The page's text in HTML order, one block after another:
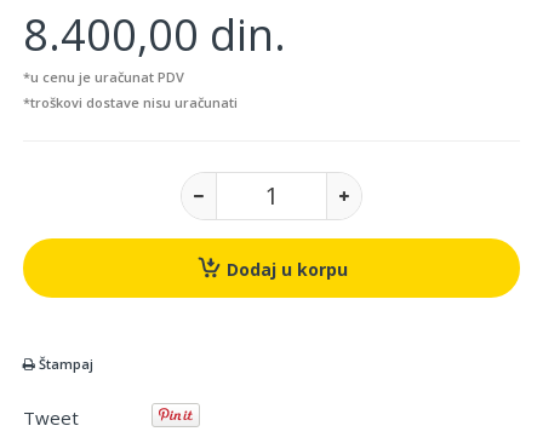
8.400,00 din.
*u cenu je uračunat PDV
*troškovi dostave nisu uračunati
Dodaj u korpu
Štampaj
Tweet